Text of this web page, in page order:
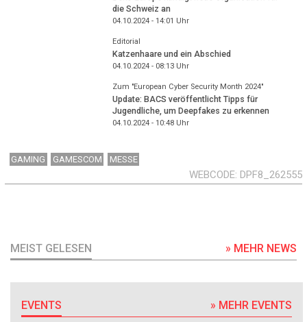
die Schweiz an
04.10.2024 - 14:01 Uhr
Editorial
Katzenhaare und ein Abschied
04.10.2024 - 08:13Uhr
Zum "European Cyber Security Month 2024"
Update: BACS veröffentlicht Tipps für
Jugendliche, um Deepfakes zu erkennen
04.10.2024 - 10:48Uhr
GAMING GAMESCOM MESSE
WEBCODE DPF8_262555
MEIST GELESEN » MEHR NEWS
EVENTS » MEHR EVENTS